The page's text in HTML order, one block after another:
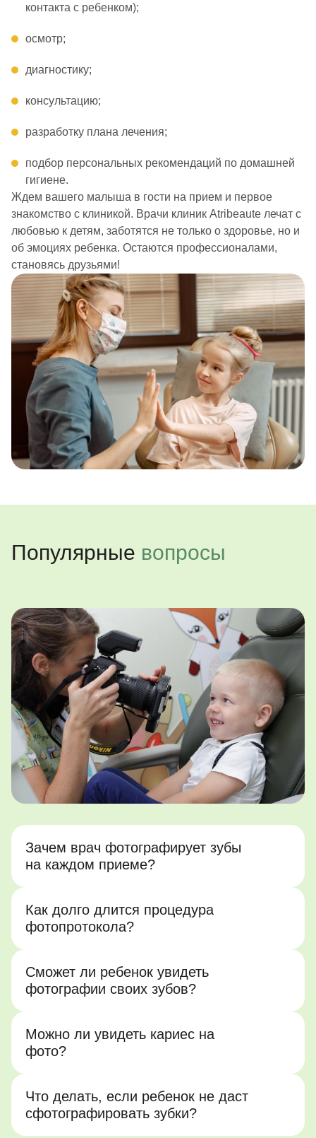
контакта с ребенком);
осмотр;
диагностику;
консультацию;
разработку плана лечения;
подбор персональных рекомендаций по домашней
гигиене.
Ждем вашего малыша в гости на прием и первое
знакомство с клиникой. Врачи клиник Atribeaute лечат с
любовью к детям, заботятся не только о здоровье, но и
об эмоциях ребенка. Остаются профессионалами,
становясь друзьями!
Популярные вопросы
Зачем врач фотографирует зубы
на каждом приеме?
Как долго длится процедура
фотопротокола?
Сможет ли ребенок увидеть
фотографии своих зубов?
Можно ли увидеть кариес на
фото?
Что делать, если ребенок не даст
сфотографировать зубки?